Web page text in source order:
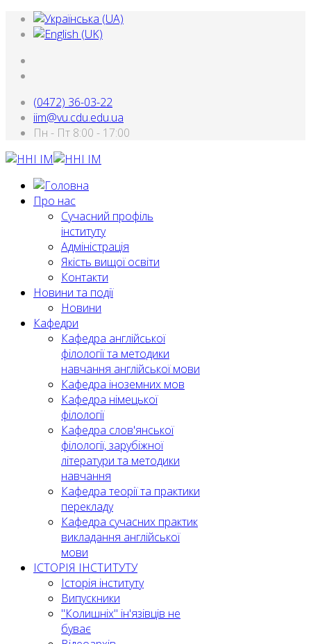
(0472) 36-03-22
iim@vu.cdu.edu.ua
Пн - Пт 8:00 - 17:00
Про нас
Сучасний профіль
інституту
Адміністрація
Якість вищої освіти
Контакти
Новини та події
Новини
Кафедри
Кафедра англійської
філології та методики
навчання англійської мови
Кафедра іноземних мов
Кафедра німецької
філології
Кафедра слов'янської
філології, зарубіжної
літератури та методики
навчання
Кафедра теорії та практики
перекладу
Кафедра сучасних практик
викладання англійської
мови
ІСТОРІЯ ІНСТИТУТУ
Історія інституту
Випускники
"Колишніх" ін'язівців не
буває